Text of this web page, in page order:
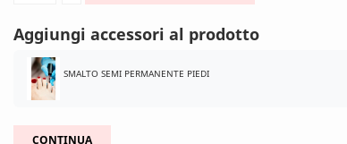
Aggiungi accessori al prodotto
SMALTO SEMI PERMANENTE PIEDI
CONTINUA